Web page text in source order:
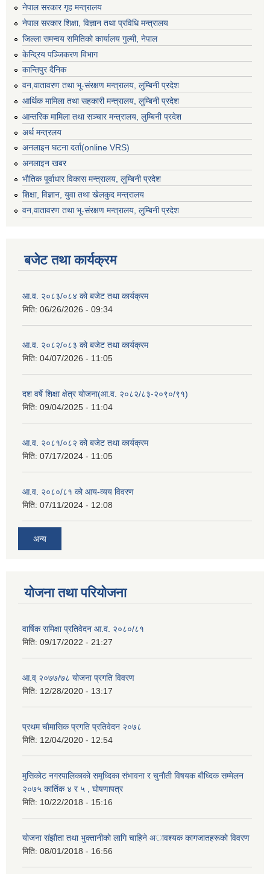
नेपाल सरकार गृह मन्त्रालय
नेपाल सरकार शिक्षा, विज्ञान तथा प्रविधि मन्त्रालय
जिल्ला समन्वय समितिको कार्यालय गुल्मी, नेपाल
केन्द्रिय पञ्जिकरण विभाग
कान्तिपुर दैनिक
वन,वातावरण तथा भू-संरक्षण मन्त्रालय, लुम्बिनी प्रदेश
आर्थिक मामिला तथा सहकारी मन्त्रालय, लुम्बिनी प्रदेश
आन्तरिक मामिला तथा सञ्चार मन्त्रालय, लुम्बिनी प्रदेश
अर्थ मन्त्रलय
अनलाइन घटना दर्ता(online VRS)
अनलाइन खबर
भौतिक पूर्वाधार विकास मन्त्रालय, लुम्बिनी प्रदेश
शिक्षा, विज्ञान, युवा तथा खेलकुद मन्‍‍त्रालय
वन,वातावरण तथा भू-संरक्षण मन्त्रालय, लुम्बिनी प्रदेश
बजेट तथा कार्यक्रम
आ.व. २०८३/०८४ को बजेट तथा कार्यक्रम
मिति: 06/26/2026 - 09:34
आ.व. २०८२/०८३ को बजेट तथा कार्यक्रम
मिति: 04/07/2026 - 11:05
दश वर्षे शिक्षा क्षेत्र योजना(आ.व. २०८२/८३-२०९०/९१)
मिति: 09/04/2025 - 11:04
आ.व. २०८१/०८२ को बजेट तथा कार्यक्रम
मिति: 07/17/2024 - 11:05
आ.व. २०८०/८१ को आय-व्यय विवरण
मिति: 07/11/2024 - 12:08
अन्य
योजना तथा परियोजना
वार्षिक समिक्षा प्रतिवेदन आ.व. २०८०/८१
मिति: 09/17/2022 - 21:27
आ.व् २०७७/७८ योजना प्रगति विवरण
मिति: 12/28/2020 - 13:17
प्रथम चाैमासिक प्रगति प्रतिवेदन २०७८
मिति: 12/04/2020 - 12:54
मुसिकाेट नगरपालिकाकाे समृध्दिका संभावना र चुनाैती विषयक बाैध्दिक सम्मेलन
२०७५ कार्तिक ४ र ५ , घाेषणापत्र
मिति: 10/22/2018 - 15:16
याेजना संझाैता तथा भुक्तानीकाे लागि चाहिने अावश्यक कागजातहरूकाे विवरण
मिति: 08/01/2018 - 16:56